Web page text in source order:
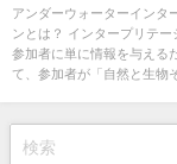
やってみよう！ ～アンダーウォ
ーターインタープリ
の第一歩～
アンダーウォーターインタ
ンとは？ インタープリテー
参加者に単に情報を与える
て、参加者が「自然と生物